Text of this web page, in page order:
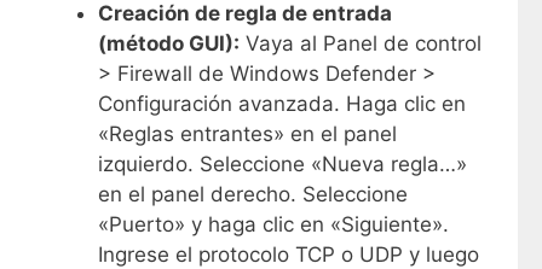
Creación de regla de entrada
(método GUI): Vaya al Panel de control
> Firewall de Windows Defender >
Configuración avanzada. Haga clic en
«Reglas entrantes» en el panel
izquierdo. Seleccione «Nueva regla…»
en el panel derecho. Seleccione
«Puerto» y haga clic en «Siguiente».
Ingrese el protocolo TCP o UDP y luego